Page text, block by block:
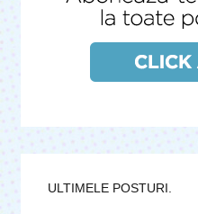
ULTIMELE POSTURI.